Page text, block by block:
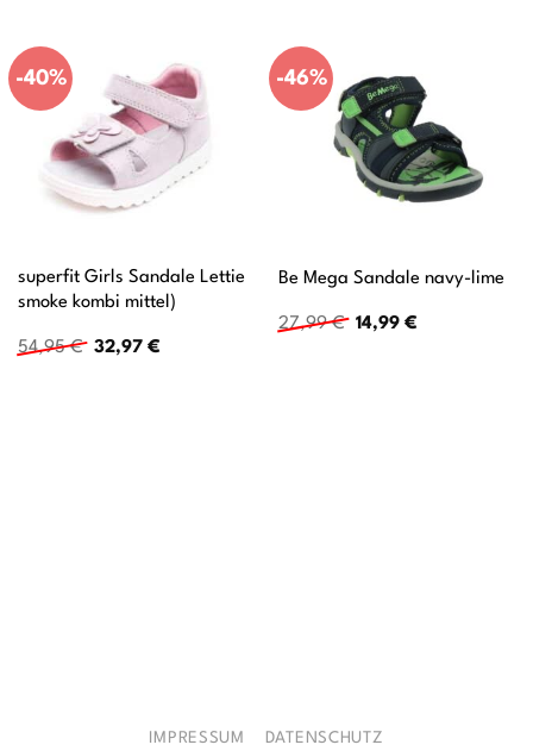
-40%
superfit Girls Sandale Lettie
smoke kombi mittel)
54,95€ Ursprünglicher
32,97 €Aktueller
-46%
Be Mega Sandale navy-lime
27,99€ Ursprünglicher
14,99 €Aktueller
IMPRESSUM DATENSCHUTZ